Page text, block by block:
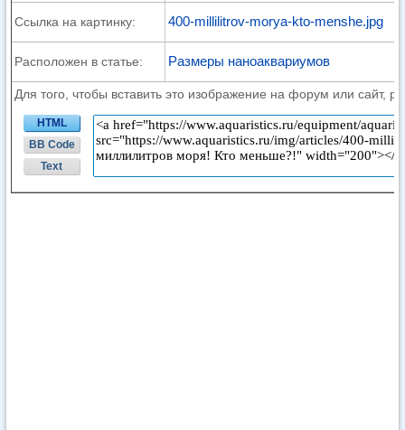
Ссылка на картинку: 400-millilitrov-morya-kto-menshe.jpg
Расположен в статье: Размеры наноаквариумов
Для того, чтобы вставить это изображение на форум или сайт,
HTML
BB Code
Text